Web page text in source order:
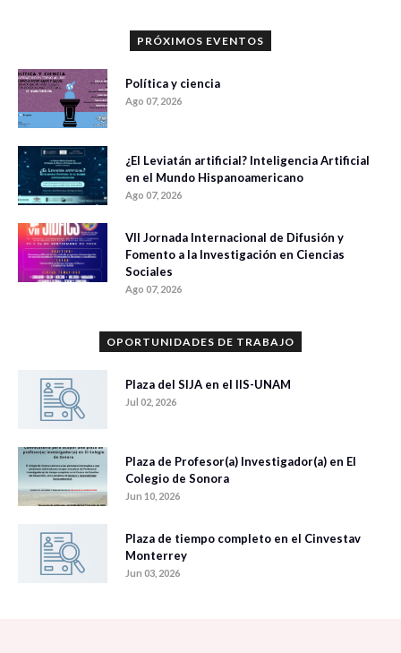
PRÓXIMOS EVENTOS
Política y ciencia
Ago 07, 2026
¿El Leviatán artificial? Inteligencia Artificial
en el Mundo Hispanoamericano
Ago 07, 2026
VII Jornada Internacional de Difusión y
Fomento a la Investigación en Ciencias
Sociales
Ago 07, 2026
OPORTUNIDADES DE TRABAJO
Plaza del SIJA en el IIS-UNAM
Jul 02, 2026
Plaza de Profesor(a) Investigador(a) en El
Colegio de Sonora
Jun 10, 2026
Plaza de tiempo completo en el Cinvestav
Monterrey
Jun 03, 2026